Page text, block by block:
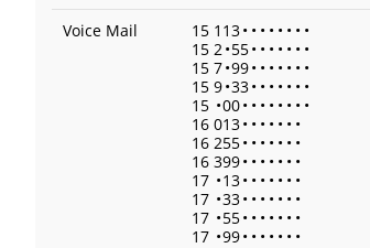
Voice Mail
15 113• • • • • • • •
15 2•55• • • • • • •
15 7•99• • • • • • •
15 9•33• • • • • • •
15 •00• • • • • • • •
16 013• • • • • • •
16 255• • • • • • •
16 399• • • • • • •
17 •13• • • • • • •
17 •33• • • • • • •
17 •55• • • • • • •
17 •99• • • • • • •